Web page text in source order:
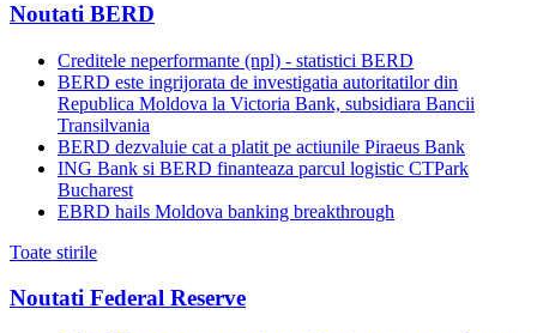
Noutati BERD
Creditele neperformante (npl) - statistici BERD
BERD este ingrijorata de investigatia autoritatilor din
Republica Moldova la Victoria Bank, subsidiara Bancii
Transilvania
BERD dezvaluie cat a platit pe actiunile Piraeus Bank
ING Bank si BERD finanteaza parcul logistic CTPark
Bucharest
EBRD hails Moldova banking breakthrough
Toate stirile
Noutati Federal Reserve